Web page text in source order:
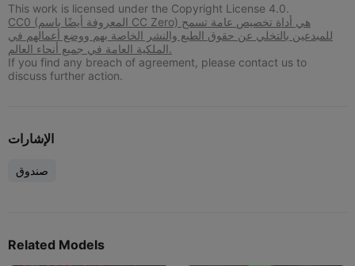
This work is licensed under the Copyright License 4.0.
CC0 (المعروفة أيضًا باسم CC Zero) هي أداة تخصيص عامة تسمح
للمبدعين بالتخلي عن حقوق الطبع والنشر الخاصة بهم ووضع أعمالهم في
الملكية العامة في جميع أنحاء العالم.
If you find any breach of agreement, please contact us to
discuss further action.
الإشارات
صندوق
Related Models